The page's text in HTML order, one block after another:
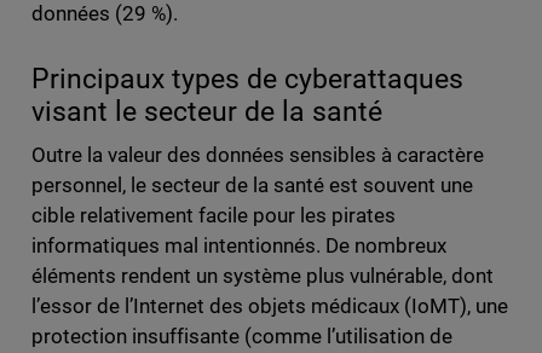
données (29 %).
Principaux types de cyberattaques
visant le secteur de la santé
Outre la valeur des données sensibles à caractère
personnel, le secteur de la santé est souvent une
cible relativement facile pour les pirates
informatiques mal intentionnés. De nombreux
éléments rendent un système plus vulnérable, dont
l’essor de l’Internet des objets médicaux (IoMT), une
protection insuffisante (comme l’utilisation de